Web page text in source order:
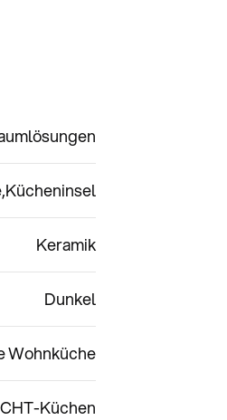
Kücheninsel
Keramik
Dunkel
Wohnküche
Küchen